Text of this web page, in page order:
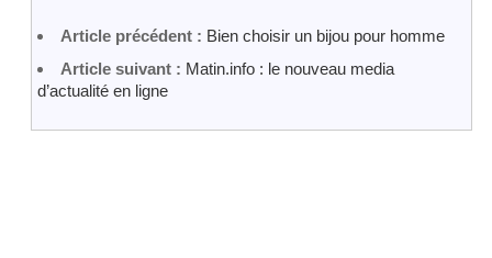
Article précédent : Bien choisir un bijou pour homme
Article suivant : Matin.info : le nouveau media
d’actualité en ligne